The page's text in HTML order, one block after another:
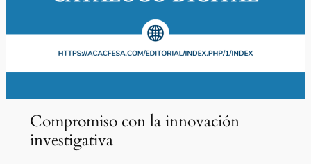
Compromiso con la innovación
investigativa